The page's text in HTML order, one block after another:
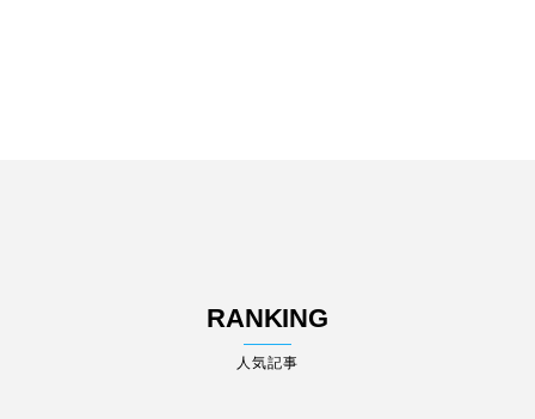
RANKING
人気記事